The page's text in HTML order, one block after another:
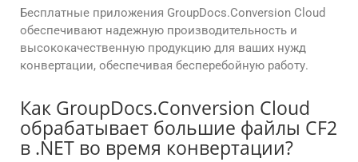
Бесплатные приложения GroupDocs.Conversion Cloud
обеспечивают надежную производительность и
высококачественную продукцию для ваших нужд
конвертации, обеспечивая бесперебойную работу.
Как GroupDocs.Conversion Cloud
обрабатывает большие файлы CF2
в .NET во время конвертации?